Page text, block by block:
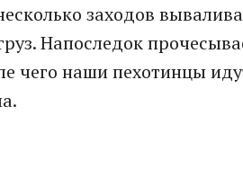
заходов
Напоследок
чего наши пехотинцы